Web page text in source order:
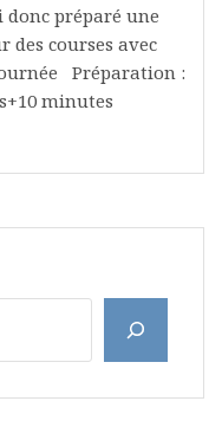
donc préparé une
courses avec
Préparation :
minutes